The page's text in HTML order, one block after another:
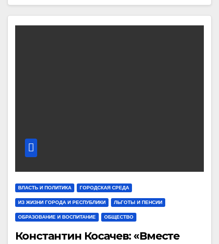
ВЛАСТЬ И ПОЛИТИКА ГОРОДСКАЯ СРЕДА
ИЗ ЖИЗНИ ГОРОДА И РЕСПУБЛИКИ ЛЬГОТЫ И ПЕНСИИ
ОБРАЗОВАНИЕ И ВОСПИТАНИЕ ОБЩЕСТВО
Константин Косачев: «Вместе